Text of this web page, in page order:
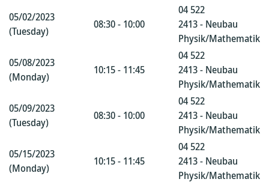
05/02/2023
(Tuesday)
08:30 - 10:00
04 522
2413 - Neubau
Physik/Mathematik
05/08/2023
(Monday)
10:15 - 11:45
04 522
2413 - Neubau
Physik/Mathematik
05/09/2023
(Tuesday)
08:30 - 10:00
04 522
2413 - Neubau
Physik/Mathematik
05/15/2023
(Monday)
10:15 - 11:45
04 522
2413 - Neubau
Physik/Mathematik